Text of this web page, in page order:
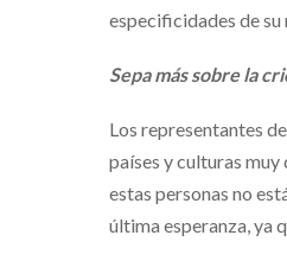
especificidades de su
Sepa más sobre la
Los representantes
países y culturas muy
estas personas no
última esperanza, ya